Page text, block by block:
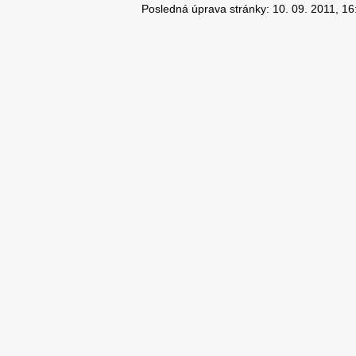
Posledná úprava stránky: 10. 09. 2011,